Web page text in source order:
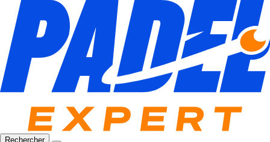
Rechercher